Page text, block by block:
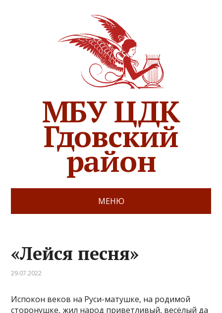
МБУ ЦДК
Гдовский
район
МЕНЮ
«Лейся песня»
29.07.2022
Испокон веков на Руси-матушке, на родимой
сторонушке, жил народ приветливый, весёлый да